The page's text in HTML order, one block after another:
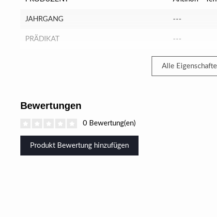
JAHRGANG ---
PRÄDIKAT ---
Alle
Bewertungen
0 Bewertung(en)
Produkt Bewertung hinzufügen